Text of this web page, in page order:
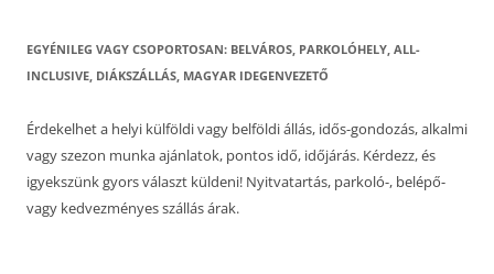
EGYÉNILEG VAGY CSOPORTOSAN: BELVÁROS, PARKOLÓHELY, ALL-
INCLUSIVE, DIÁKSZÁLLÁS, MAGYAR IDEGENVEZETŐ
Érdekelhet a helyi külföldi vagy belföldi állás, idős-gondozás, alkalmi
vagy szezon munka ajánlatok, pontos idő, időjárás. Kérdezz, és
igyekszünk gyors választ küldeni! Nyitvatartás, parkoló-, belépő-
vagy kedvezményes szállás árak.